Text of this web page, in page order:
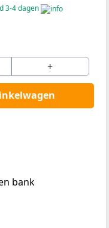
3-4 dagen
+